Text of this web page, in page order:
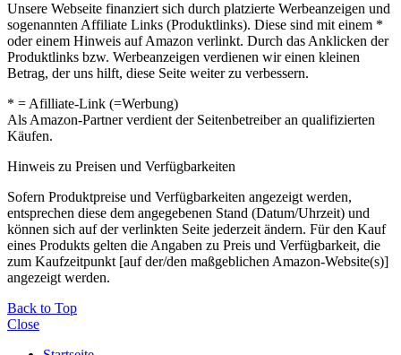
Unsere Webseite finanziert sich durch platzierte Werbeanzeigen und
sogenannten Affiliate Links (Produktlinks). Diese sind mit einem *
oder einem Hinweis auf Amazon verlinkt. Durch das Anklicken der
Produktlinks bzw. Werbeanzeigen verdienen wir einen kleinen
Betrag, der uns hilft, diese Seite weiter zu verbessern.
* = Afilliate-Link (=Werbung)
Als Amazon-Partner verdient der Seitenbetreiber an qualifizierten
Käufen.
Hinweis zu Preisen und Verfügbarkeiten
Sofern Produktpreise und Verfügbarkeiten angezeigt werden,
entsprechen diese dem angegebenen Stand (Datum/Uhrzeit) und
können sich auf der verlinkten Seite jederzeit ändern. Für den Kauf
eines Produkts gelten die Angaben zu Preis und Verfügbarkeit, die
zum Kaufzeitpunkt [auf der/den maßgeblichen Amazon-Website(s)]
angezeigt werden.
Back to Top
Close